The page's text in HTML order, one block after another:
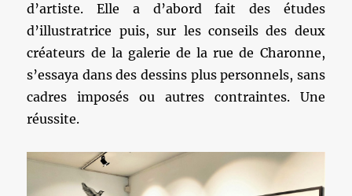
d’artiste. Elle a d’abord fait des études
d’illustratrice puis, sur les conseils des deux
créateurs de la galerie de la rue de Charonne,
s’essaya dans des dessins plus personnels, sans
cadres imposés ou autres contraintes. Une
réussite.